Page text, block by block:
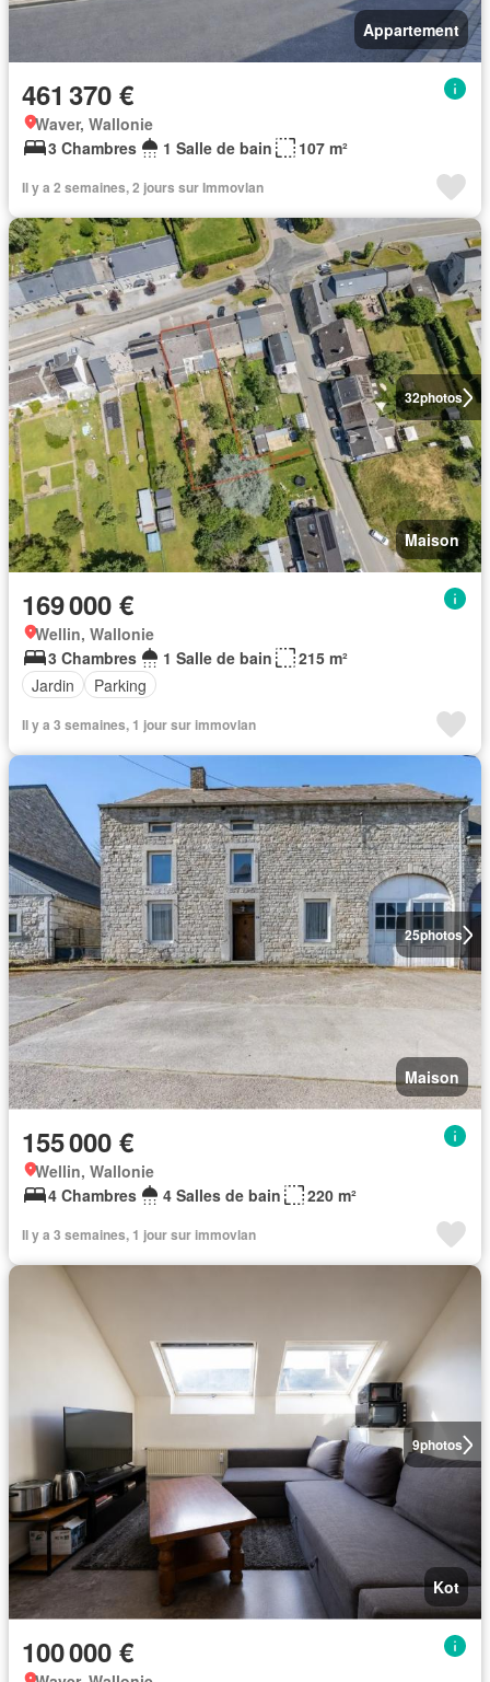
Appartement
461 370 €
Waver, Wallonie
3 Chambres
1 Salle de bain 107 m²
Il y a 2 semaines, 2 jours sur Immovlan
32photos
Maison
169 000 €
Wellin, Wallonie
3 Chambres
1 Salle de bain
215 m²
Jardin
Parking
Il y a 3 semaines, 1 jour sur immovlan
25photos
Maison
155 000 €
Wellin, Wallonie
4 Chambres
4 Salles de bain 220 m²
Il y a 3 semaines, 1 jour sur immovlan
9photos
Kot
100 000 €